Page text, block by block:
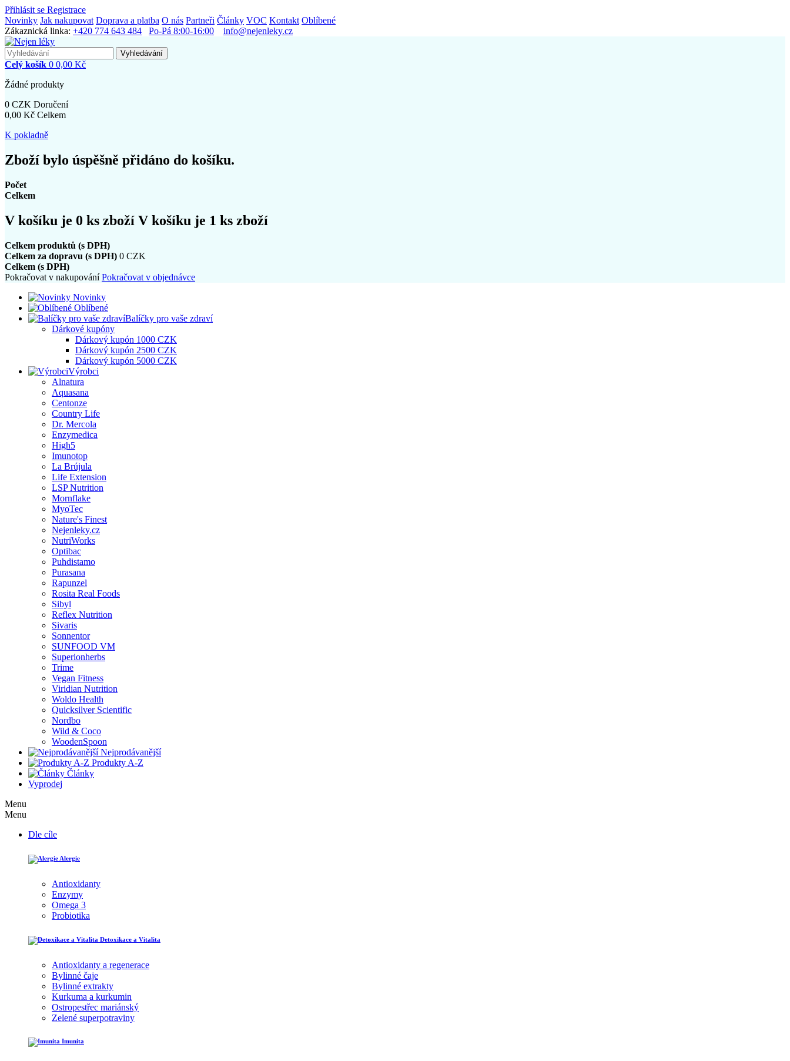
Přihlásit se Registrace
Novinky Jak nakupovat Doprava a platba O nás Partneři Články VOC Kontakt Oblíbené
Zákaznická linka: +420 774 643 484 Po-Pá 8:00-16:00 info@nejenleky.cz
Vyhledávání
Celý košík 0 0,00 Kč
Žádné produkty
0 CZK Doručení
0,00 Kč Celkem
K pokladně
Zboží bylo úspěšně přidáno do košíku.
Počet
Celkem
V košíku je 0 ks zboží V košíku je 1 ks zboží
Celkem produktů (s DPH)
Celkem za dopravu (s DPH) 0 CZK
Celkem (s DPH)
Pokračovat v nakupováníPokračovat v objednávce
Novinky
Oblíbené
Balíčky pro vaše zdraví
Dárkové kupóny
Dárkový kupón 1000 CZK
Dárkový kupón 2500 CZK
Dárkový kupón 5000 CZK
Výrobci
Alnatura
Aquasana
Centonze
Country Life
Dr. Mercola
Enzymedica
High5
Imunotop
La Brújula
Life Extension
LSP Nutrition
Mornflake
MyoTec
Nature's Finest
Nejenleky.cz
NutriWorks
Optibac
Puhdistamo
Purasana
Rapunzel
Rosita Real Foods
Sibyl
Reflex Nutrition
Sivaris
Sonnentor
SUNFOOD VM
Superionherbs
Trime
Vegan Fitness
Viridian Nutrition
Woldo Health
Quicksilver Scientific
Nordbo
Wild & Coco
WoodenSpoon
Nejprodávanější
Produkty A-Z
Články
Vyprodej
Menu
Menu
Dle cíle
Alergie
Antioxidanty
Enzymy
Omega 3
Probiotika
Detoxikace a Vitalita
Antioxidanty a regenerace
Bylinné čaje
Bylinné extrakty
Kurkuma a kurkumin
Ostropestřec mariánský
Zelené superpotraviny
Imunita